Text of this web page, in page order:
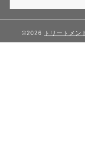
©2026 トリートメ